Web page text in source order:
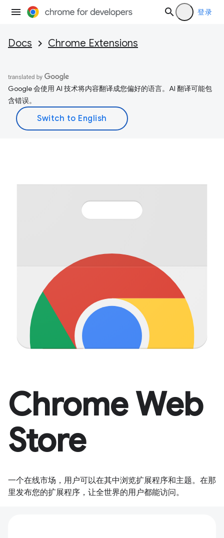
登录
Docs Chrome Extensions
Google 会使用 AI 技术将内容翻译成您偏好的语言。AI 翻译可能包
含错误。
Chrome Web
Store
一个在线市场，用户可以在其中浏览扩展程序和主题。在那
里发布您的扩展程序，让全世界的用户都能访问。